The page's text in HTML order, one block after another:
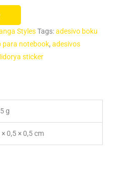
StylesTags:adesivo boku
para notebook, adesivos
sticker
g
× 0,5 × 0,5 cm